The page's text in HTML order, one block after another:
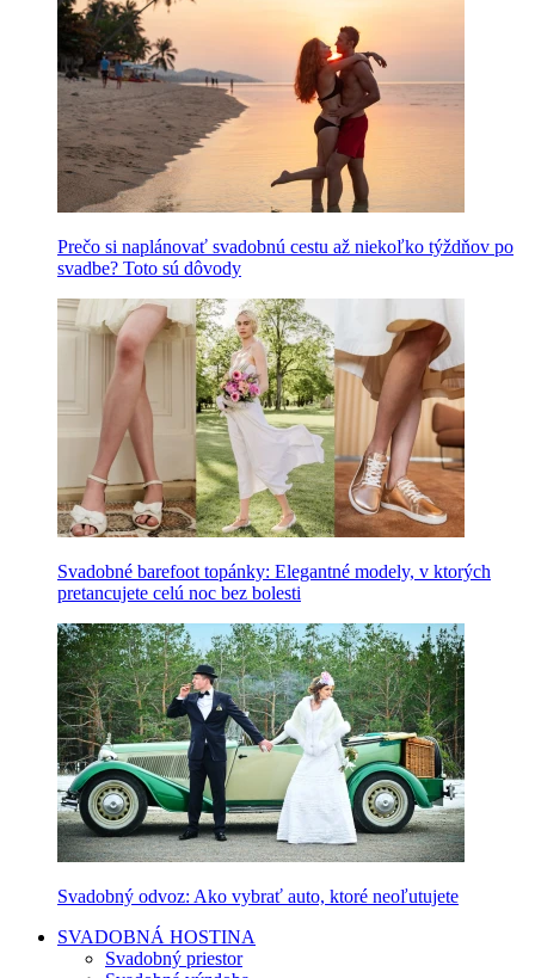
Prečo si naplánovať svadobnú cestu až niekoľko týždňov po
svadbe? Toto sú dôvody
Svadobné barefoot topánky: Elegantné modely, v ktorých
pretancujete celú noc bez bolesti
Svadobný odvoz: Ako vybrať auto, ktoré neoľutujete
SVADOBNÁ HOSTINA
Svadobný priestor